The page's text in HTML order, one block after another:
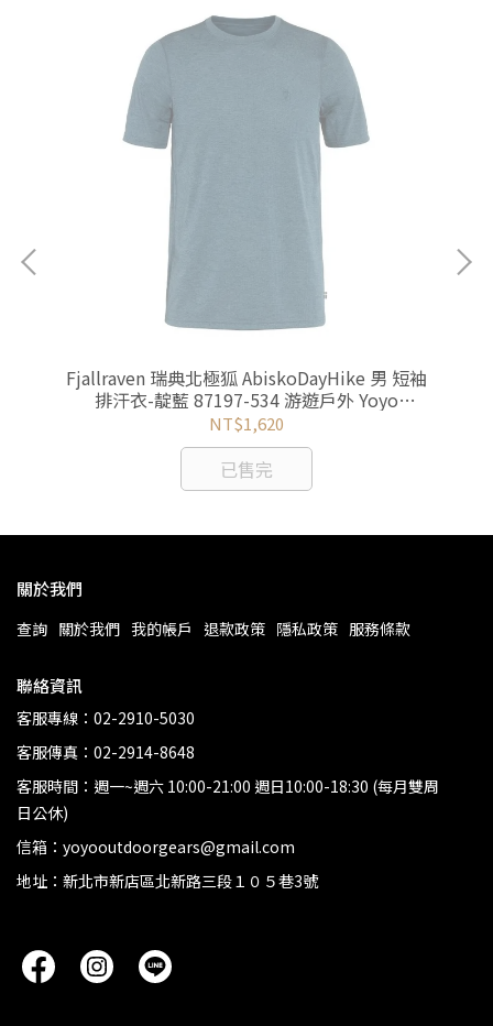
Fjallraven 瑞典北極狐 AbiskoDayHike 男 短袖
排汗衣-靛藍 87197-534 游遊戶外 Yoyo
outdoor
NT$1,620
已售完
關於我們
查詢 關於我們 我的帳戶 退款政策 隱私政策 服務條款
聯絡資訊
客服專線：02-2910-5030
客服傳真：02-2914-8648
客服時間：週一~週六 10:00-21:00 週日10:00-18:30 (每月雙周
日公休)
信箱：yoyooutdoorgears@gmail.com
地址：新北市新店區北新路三段１０５巷3號